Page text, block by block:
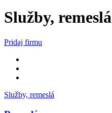
Služby, remeslá
Pridaj firmu
Služby, remeslá